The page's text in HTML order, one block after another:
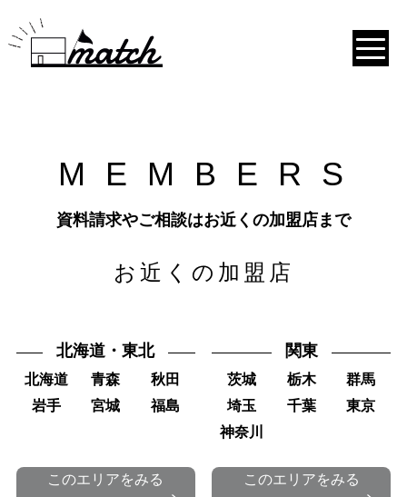
M E M B E R S
資料請求やご相談はお近くの加盟店まで
お近くの加盟店
北海道・東北
北海道 青森
秋田
岩手
宮城 福島
このエリアをみる
関東
茨城 栃木
群馬
埼玉
千葉
東京
神奈川
このエリアをみる